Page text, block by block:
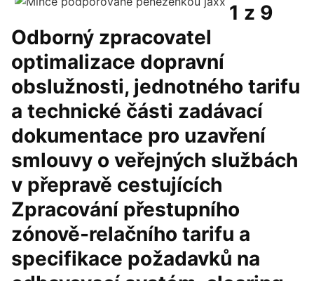
1 z 9
Odborný zpracovatel
optimalizace dopravní
obslužnosti, jednotného tarifu
a technické části zadávací
dokumentace pro uzavření
smlouvy o veřejných službách
v přepravě cestujících
Zpracování přestupního
zónově-relačního tarifu a
specifikace požadavků na